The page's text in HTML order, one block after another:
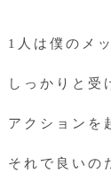
1人は僕のメ
しっかりと受
アクションを
それで良いの